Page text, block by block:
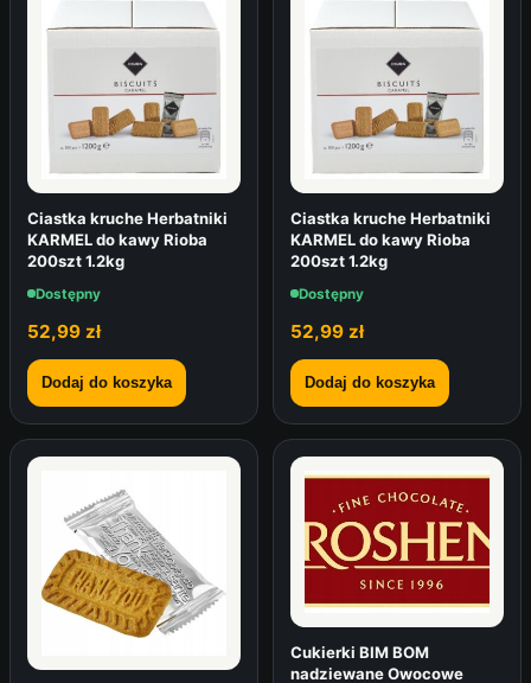
Ciastka kruche Herbatniki
KARMEL do kawy Rioba
200szt 1.2kg
Dostępny
52,99 zł
Dodaj do koszyka
Ciastka kruche Herbatniki
KARMEL do kawy Rioba
200szt 1.2kg
Dostępny
52,99 zł
Dodaj do koszyka
Cukierki BIM BOM
nadziewane Owocowe